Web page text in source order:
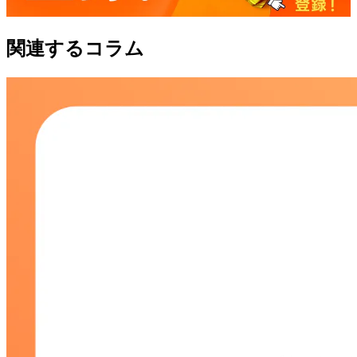
関連するコラム